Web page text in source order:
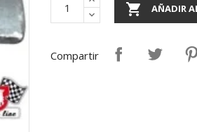
 AÑADIR
Compartir